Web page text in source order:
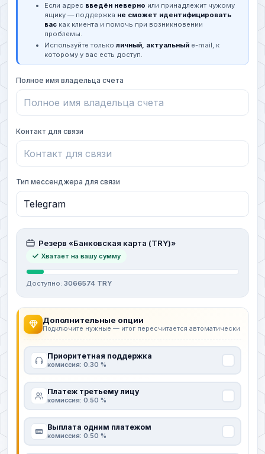
Если адрес введён неверно или принадлежит чужому
ящику — поддержка не сможет идентифицировать
вас как клиента и помочь при возникновении
проблемы.
Используйте только личный, актуальный e-mail, к
которому у вас есть доступ.
Полное имя владельца счета
Контакт для связи
Тип мессенджера для связи
Резерв «Банковская карта (TRY)»
Хватает на вашу сумму
Доступно: 3066574 TRY
Дополнительные опции
Подключите нужные — итог пересчитается автоматически
Приоритетная поддержка
комиссия: 0.30 %
Платеж третьему лицу
комиссия: 0.50 %
Выплата одним платежом
комиссия: 0.50 %